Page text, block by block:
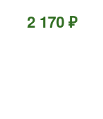
2 170 ₽